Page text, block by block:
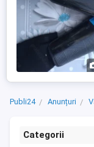
Publi24 Anunțuri
Categorii